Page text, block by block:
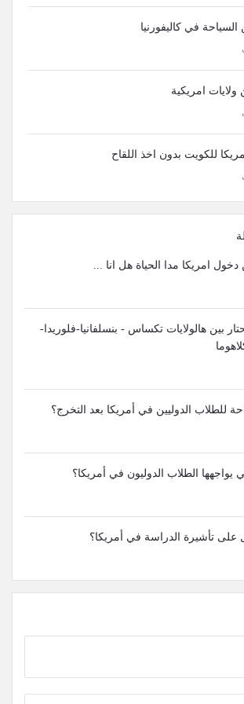
في كاليفورنيا
امريكية
للكويت بدون اخذ اللقاح
امريكا مدا الحياة هل انا ...
بين هالولايات تكساس - بنسلفانيا-فلوريدا-
للطلاب الدوليين في أمريكا بعد التخرج؟
يواجهها الطلاب الدوليون في أمريكا؟
تأشيرة الدراسة في أمريكا؟